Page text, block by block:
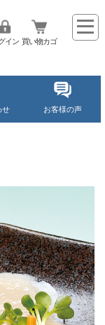
イン 買い物カゴ
せ お客様の声